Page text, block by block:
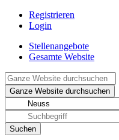
Registrieren
Login
Stellenangebote
Gesamte Website